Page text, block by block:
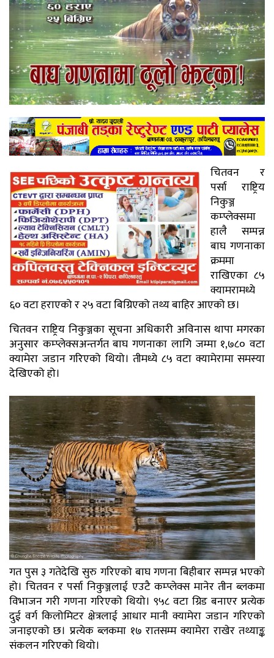
चितवन र
पर्सा राष्ट्रिय
निकुञ्ज
कम्प्लेक्समा
हालै सम्पन्न
बाघ गणनाका
क्रममा
राखिएका ८५
क्यामरामध्ये
६० वटा हराएको र २५ वटा बिग्रिएको तथ्य बाहिर आएको छ।
चितवन राष्ट्रिय निकुञ्जका सूचना अधिकारी अविनास थापा मगरका
अनुसार कम्प्लेक्सअन्तर्गत बाघ गणनाका लागि जम्मा १,७८० वटा
क्यामेरा जडान गरिएको थियो। तीमध्ये ८५ वटा क्यामेरामा समस्या
देखिएको हो।
गत पुस ३ गतेदेखि सुरु गरिएको बाघ गणना बिहीबार सम्पन्न भएको
हो। चितवन र पर्सा निकुञ्जलाई एउटै कम्प्लेक्स मानेर तीन ब्लकमा
विभाजन गरी गणना गरिएको थियो। ९५८ वटा ग्रिड बनाएर प्रत्येक
दुई वर्ग किलोमिटर क्षेत्रलाई आधार मानी क्यामेरा जडान गरिएको
जनाइएको छ। प्रत्येक ब्लकमा १७ रातसम्म क्यामेरा राखेर तथ्याङ्क
संकलन गरिएको थियो।